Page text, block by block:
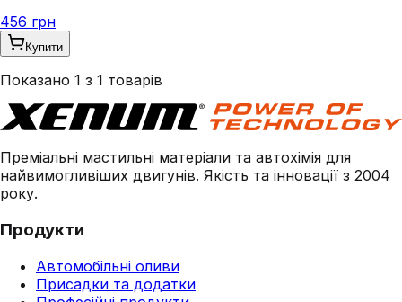
456 грн
Купити
Показано 1 з 1 товарів
Преміальні мастильні матеріали та автохімія для
найвимогливіших двигунів. Якість та інновації з 2004
року.
Продукти
Автомобільні оливи
Присадки та додатки